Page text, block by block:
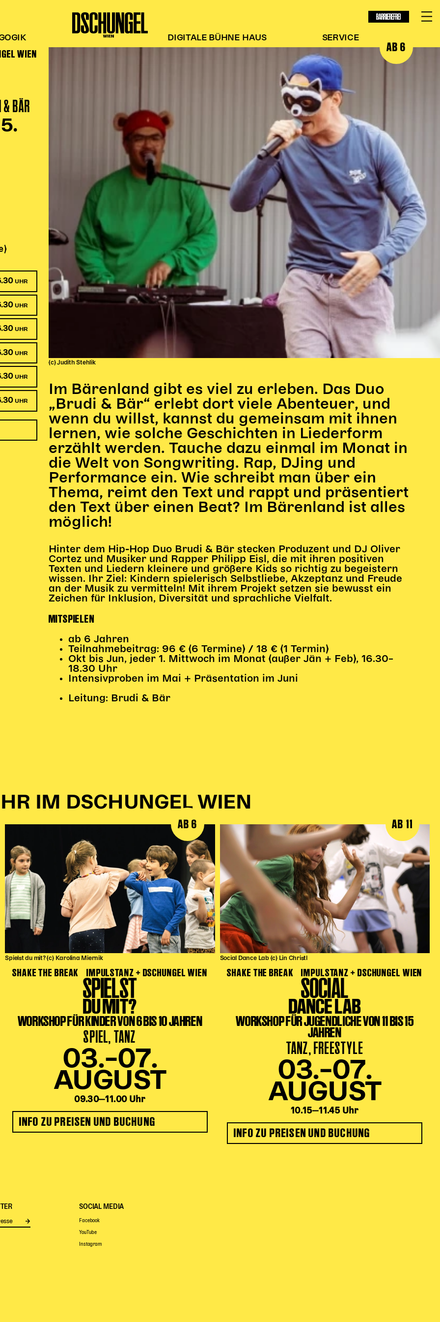
BARRIEREFREI
DIGITALE BÜHNE HAUS SERVICE
(c) Judith Stehlik
WIEN
BÄR
UHR
UHR
UHR
UHR
UHR
UHR
AB 6
Im Bärenland gibt es viel zu erleben. Das Duo
„Brudi & Bär“ erlebt dort viele Abenteuer, und
wenn du willst, kannst du gemeinsam mit ihnen
lernen, wie solche Geschichten in Liederform
erzählt werden. Tauche dazu einmal im Monat in
die Welt von Songwriting. Rap, DJing und
Performance ein. Wie schreibt man über ein
Thema, reimt den Text und rappt und präsentiert
den Text über einen Beat? Im Bärenland ist alles
möglich!
Hinter dem Hip-Hop Duo Brudi & Bär stecken Produzent und DJ Oliver
Cortez und Musiker und Rapper Philipp Eisl, die mit ihren positiven
Texten und Liedern kleinere und größere Kids so richtig zu begeistern
wissen. Ihr Ziel: Kindern spielerisch Selbstliebe, Akzeptanz und Freude
an der Musik zu vermitteln! Mit ihrem Projekt setzen sie bewusst ein
Zeichen für Inklusion, Diversität und sprachliche Vielfalt.
MITSPIELEN
ab 6 Jahren
Teilnahmebeitrag: 96 € (6 Termine) / 18 € (1 Termin)
Okt bis Jun, jeder 1. Mittwoch im Monat (außer Jän + Feb), 16.30–
18.30 Uhr
Intensivproben im Mai + Präsentation im Juni
Leitung: Brudi & Bär
IM DSCHUNGEL WIEN
Spielst du mit? (c) Karolina Miernik
AB 6
SHAKE THE BREAK IMPULSTANZ + DSCHUNGEL WIEN
SPIELST
DU MIT?
WORKSHOP FÜR KINDER VON 6 BIS 10 JAHREN
SPIEL, TANZ
03.–07.
AUGUST
09.30‒11.00 Uhr
INFO ZU PREISEN UND BUCHUNG
Social Dance Lab (c) Lin Christl
AB 11
SHAKE THE BREAK IMPULSTANZ + DSCHUNGEL WIEN
SOCIAL
DANCE LAB
WORKSHOP FÜR JUGENDLICHE VON 11 BIS 15
JAHREN
TANZ, FREESTYLE
03.–07.
AUGUST
10.15‒11.45 Uhr
INFO ZU PREISEN UND BUCHUNG
SOCIAL MEDIA
Facebook
YouTube
Instagram